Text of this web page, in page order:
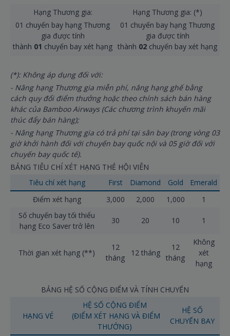
Hạng Thương gia:
01 chuyến bay hạng Thương
gia được tính
thành 01 chuyến bay xét hạng
Hạng Thương gia: (*)
01 chuyến bay hạng Thương
gia được tính
thành 02 chuyến bay xét hạng
(*): Không áp dụng đối với:
- Nâng hạng Thương gia miễn phí, nâng hạng ghế bằng
cách quy đổi điểm thưởng hoặc theo chính sách bán hàng
khác của Bamboo Airways (Các chương trình khuyến mãi
thúc đẩy bán hàng);
- Nâng hạng Thương gia có trả phí tại sân bay (trong vòng 03
giờ khởi hành đối với chuyến bay quốc nội và 05 giờ đối với
chuyến bay quốc tế).
BẢNG TIÊU CHÍ XÉT HẠNG THẺ HỘI VIÊN
Tiêu chí xét hạng
First Diamond Gold
Emerald
Điểm xét hạng
3,000 2,000 1,000
1
Số chuyến bay tối thiểu
hạng Eco Saver trở lên
30 20 10 1
Thời gian xét hạng (**)
12
tháng
12 tháng
12
tháng
Không
xét
hạng
BẢNG HỆ SỐ CỘNG ĐIỂM VÀ TÍNH CHUYẾN
HẠNG VÉ
HỆ SỐ CỘNG ĐIỂM
(ĐIỂM XÉT HẠNG VÀ ĐIỂM
THƯỞNG)
HỆ SỐ
CHUYẾN BAY